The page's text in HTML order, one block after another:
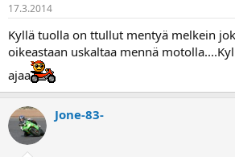
17.3.2014
Kyllä tuolla on ttullut mentyä melkein
oikeastaan uskaltaa mennä
ajaa
Jone-83-